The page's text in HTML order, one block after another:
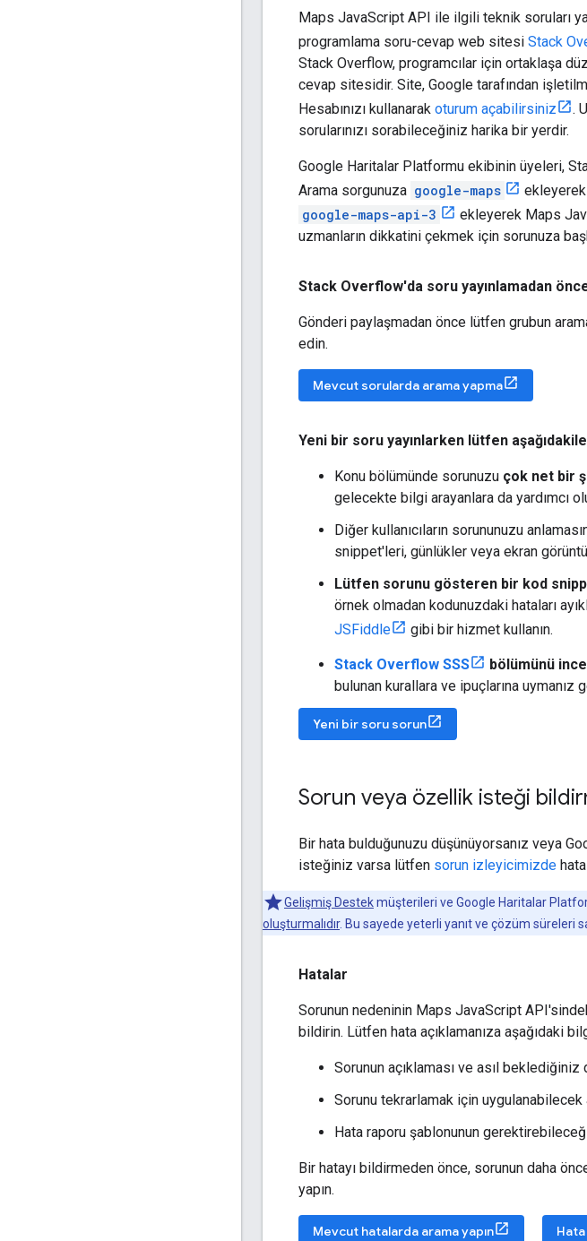
Maps JavaScript API ile ilgili teknik soruları
programlama soru-cevap web sitesi Stack
Stack Overflow, programcılar için ortaklaşa
cevap sitesidir. Site, Google tarafından
Hesabınızı kullanarak oturum açabilirsiniz
.
sorularınızı sorabileceğiniz harika bir yerdir.
Google Haritalar Platformu ekibinin üyeleri,
Arama sorgunuza google-maps
google-maps-api-3
ekleyerek Maps
uzmanların dikkatini çekmek için sorunuza
Stack Overflow'da soru yayınlamadan
Gönderi paylaşmadan önce lütfen grubun
edin.
Mevcut sorularda arama yapma
Yeni bir soru yayınlarken lütfen
Konu bölümünde sorunuzu çok net bir
gelecekte bilgi arayanlara da yardımcı
Diğer kullanıcıların sorununuzu
snippet'leri, günlükler veya ekran
Lütfen sorunu gösteren bir kod
örnek olmadan kodunuzdaki hataları
JSFiddle
gibi bir hizmet kullanın.
Stack Overflow SSS bölümünü
bulunan kurallara ve ipuçlarına uymanız
Yeni bir soru sorun
Sorun veya özellik isteği
Bir hata bulduğunuzu düşünüyorsanız veya
isteğiniz varsa lütfen sorun izleyicimizde
Gelişmiş Destekmüşterileri ve Google Haritalar
oluşturmalıdır. Bu sayede yeterli yanıt ve çözüm süreleri
Hatalar
Sorunun nedeninin Maps JavaScript
bildirin. Lütfen hata açıklamanıza aşağıdaki
Sorunun açıklaması ve asıl beklediğiniz
Sorunu tekrarlamak için
Hata raporu şablonunun
Bir hatayı bildirmeden önce, sorunun daha
yapın.
Mevcut hatalarda arama yapın